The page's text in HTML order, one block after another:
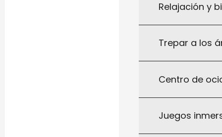
Relajación y
Trepar a los
Centro de
Juegos